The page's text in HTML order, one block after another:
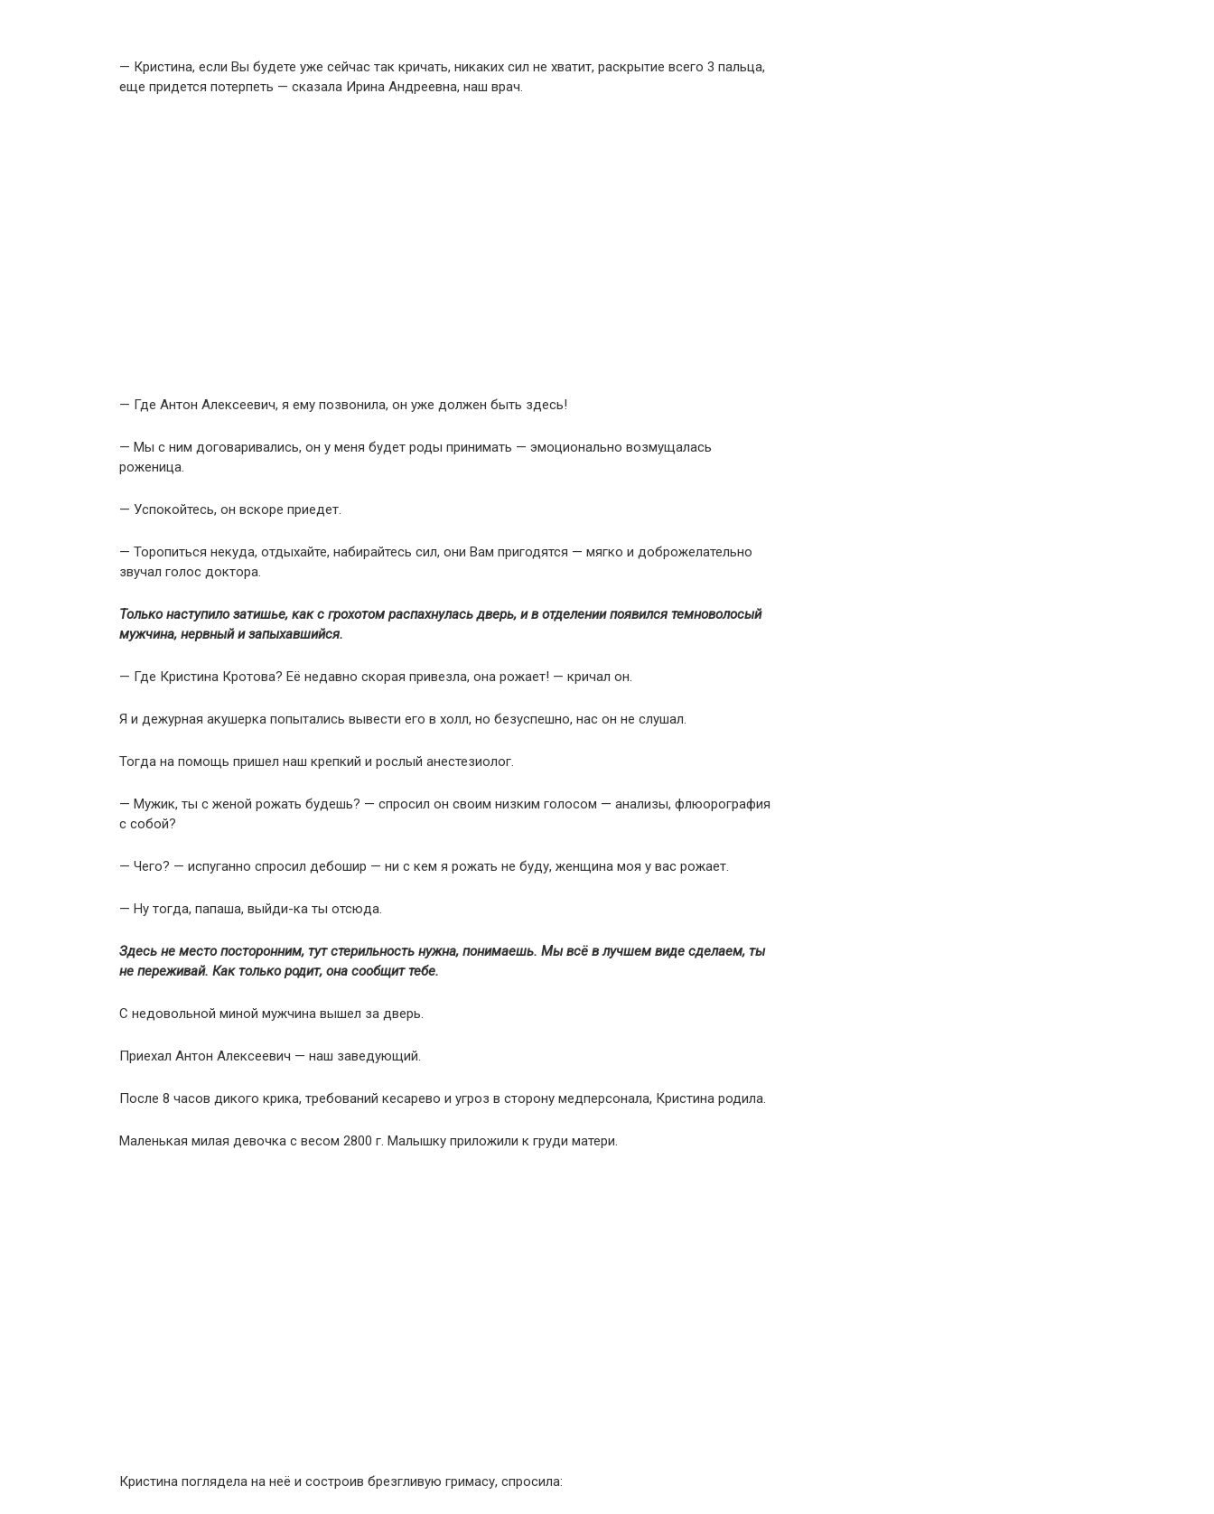
— Кристина, если Вы будете уже сейчас так кричать, никаких сил не хватит, раскрытие всего 3 пальца,
еще придется потерпеть — сказала Ирина Андреевна, наш врач.
— Где Антон Алексеевич, я ему позвонила, он уже должен быть здесь!
— Мы с ним договаривались, он у меня будет роды принимать — эмоционально возмущалась
роженица.
— Успокойтесь, он вскоре приедет.
— Торопиться некуда, отдыхайте, набирайтесь сил, они Вам пригодятся — мягко и доброжелательно
звучал голос доктора.
Только наступило затишье, как с грохотом распахнулась дверь, и в отделении появился темноволосый
мужчина, нервный и запыхавшийся.
— Где Кристина Кротова? Её недавно скорая привезла, она рожает! — кричал он.
Я и дежурная акушерка попытались вывести его в холл, но безуспешно, нас он не слушал.
Тогда на помощь пришел наш крепкий и рослый анестезиолог.
— Мужик, ты с женой рожать будешь? — спросил он своим низким голосом — анализы, флюорография
с собой?
— Чего? — испуганно спросил дебошир — ни с кем я рожать не буду, женщина моя у вас рожает.
— Ну тогда, папаша, выйди-ка ты отсюда.
Здесь не место посторонним, тут стерильность нужна, понимаешь. Мы всё в лучшем виде сделаем, ты
не переживай. Как только родит, она сообщит тебе.
С недовольной миной мужчина вышел за дверь.
Приехал Антон Алексеевич — наш заведующий.
После 8 часов дикого крика, требований кесарево и угроз в сторону медперсонала, Кристина родила.
Маленькая милая девочка с весом 2800 г. Малышку приложили к груди матери.
Кристина поглядела на неё и состроив брезгливую гримасу, спросила: